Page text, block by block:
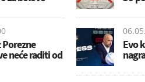
Porezne
neće raditi od
Evo